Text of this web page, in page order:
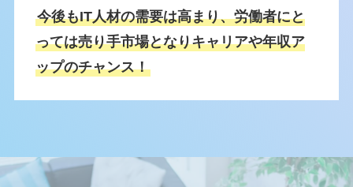
今後もIT人材の需要は高まり、労働者にと
っては売り手市場となりキャリアや年収ア
ップのチャンス！